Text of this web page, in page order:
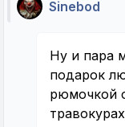
Sinebod
Ну и пара
подарок
рюмочкой
травокурах